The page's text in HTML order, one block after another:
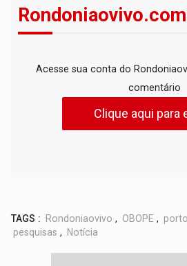
Acesse sua conta do
comentário
Clique aqui para
TAGS : Rondoniaovivo , OBOPE ,
pesquisas , Notícia